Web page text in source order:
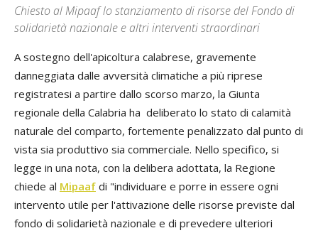
Chiesto al Mipaaf lo stanziamento di risorse del Fondo di
solidarietà nazionale e altri interventi straordinari
A sostegno dell'apicoltura calabrese, gravemente
danneggiata dalle avversità climatiche a più riprese
registratesi a partire dallo scorso marzo, la Giunta
regionale della Calabria ha deliberato lo stato di calamità
naturale del comparto, fortemente penalizzato dal punto di
vista sia produttivo sia commerciale. Nello specifico, si
legge in una nota, con la delibera adottata, la Regione
chiede al Mipaaf di "individuare e porre in essere ogni
intervento utile per l'attivazione delle risorse previste dal
fondo di solidarietà nazionale e di prevedere ulteriori